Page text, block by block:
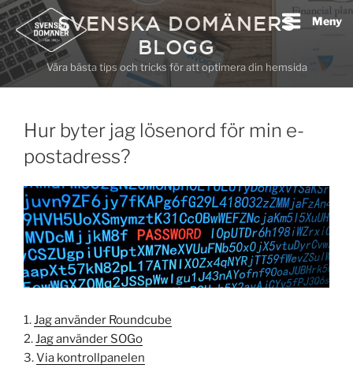
Hoppa
till
innehåll
SVENSKA DOMÄNERS
BLOGG
Våra bästa tips och tricks för att optimera din hemsida
Meny
Hur byter jag lösenord för min e-
postadress?
1.Jag använder Roundcube
2.Jag använder SOGo
3.Via kontrollpanelen